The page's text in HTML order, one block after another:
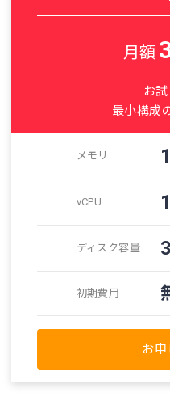
月額
お
最小構成
メモリ 1
vCPU 1
ディスク容量
初期費用
お